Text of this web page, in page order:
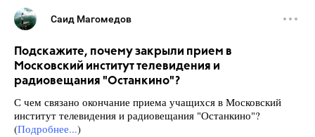
Саид Магомедов
Подскажите, почему закрыли прием в
Московский институт телевидения и
радиовещания "Останкино"?
С чем связано окончание приема учащихся в Московский
институт телевидения и радиовещания "Останкино"?
(Подробнее...)